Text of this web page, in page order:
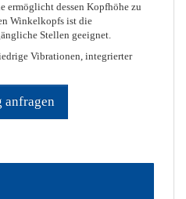
ermöglicht dessen Kopfhöhe zu
Winkelkopfs ist die
Stellen geeignet.
Vibrationen, integrierter
anfragen